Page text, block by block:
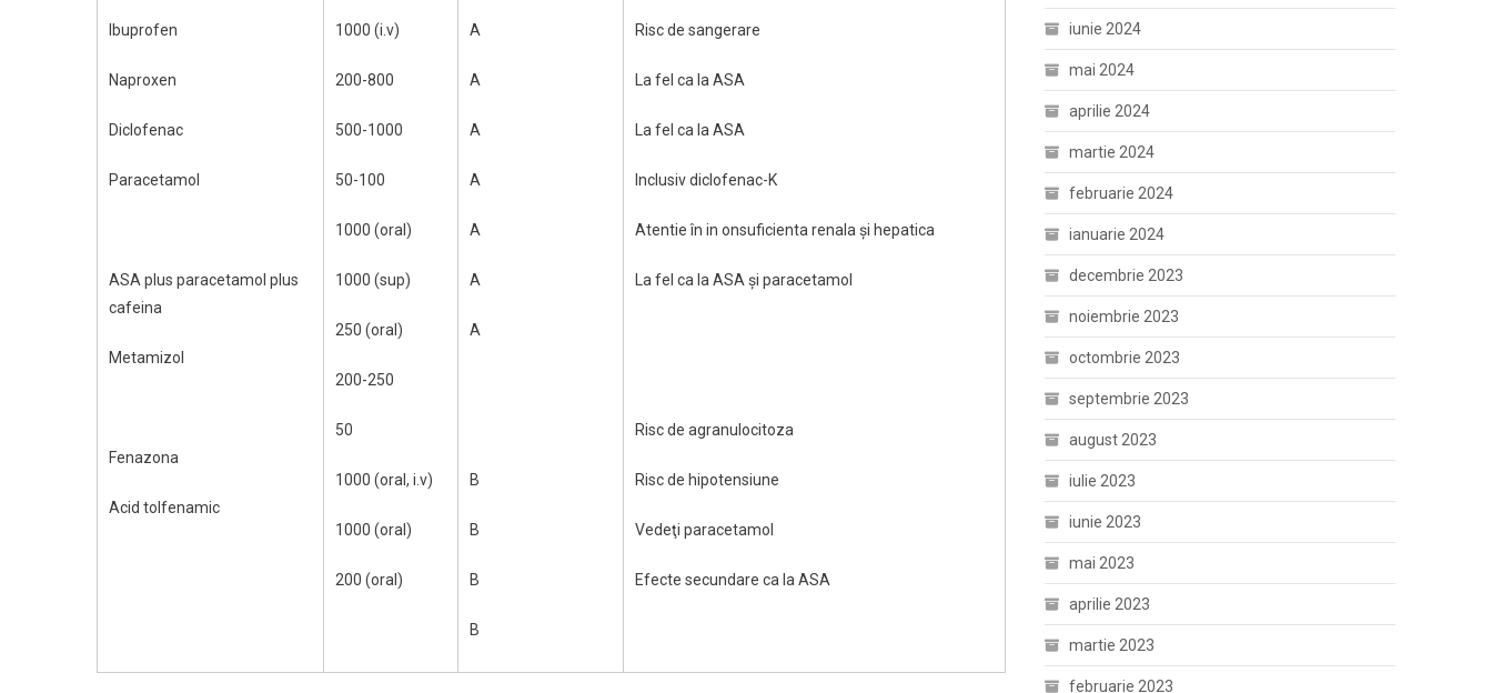
Ibuprofen
Naproxen
Diclofenac
Paracetamol
ASA plus paracetamol plus
cafeina
Metamizol
Fenazona
Acid tolfenamic
1000 (i.v)
200-800
500-1000
50-100
1000 (oral)
1000 (sup)
250 (oral)
200-250
50
1000 (oral, i.v)
1000 (oral)
200 (oral)
A
A
A
A
A
A
A
B
B
B
B
Risc de sangerare
La fel ca la ASA
La fel ca la ASA
Inclusiv diclofenac-K
Atentie în in onsuficienta renala şi hepatica
La fel ca la ASA şi paracetamol
Risc de agranulocitoza
Risc de hipotensiune
Vedeţi paracetamol
Efecte secundare ca la ASA
iunie 2024
mai 2024
aprilie 2024
martie 2024
februarie 2024
ianuarie 2024
decembrie 2023
noiembrie 2023
octombrie 2023
septembrie 2023
august 2023
iulie 2023
iunie 2023
mai 2023
aprilie 2023
martie 2023
februarie 2023